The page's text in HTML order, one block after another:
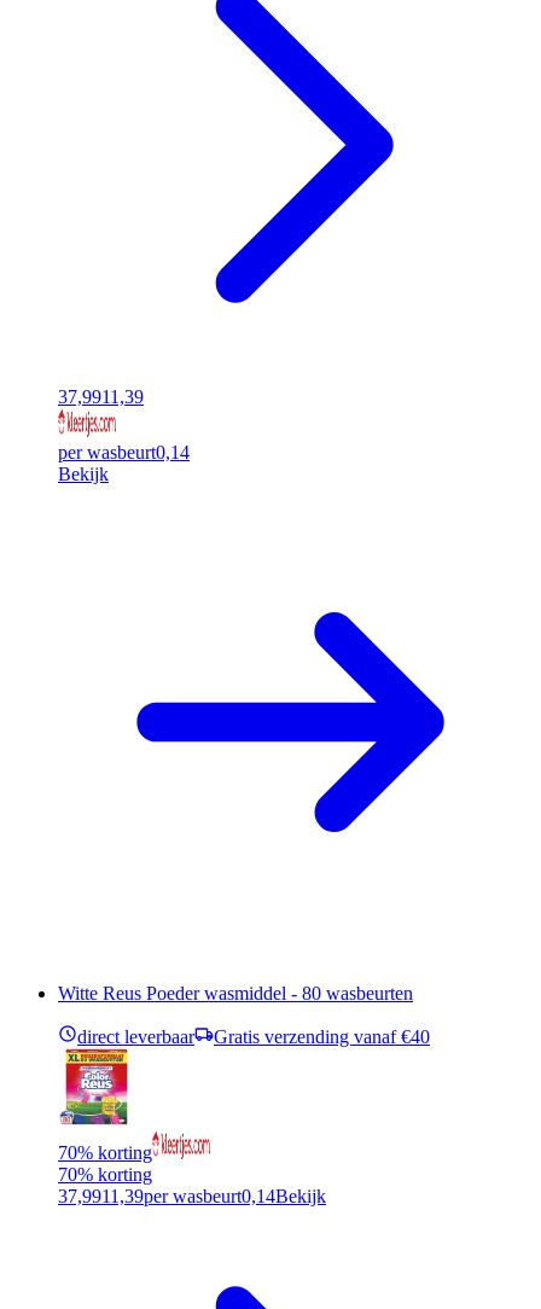
37,9911,39
per wasbeurt0,14
Bekijk
Witte Reus Poeder wasmiddel - 80 wasbeurten
direct leverbaar Gratis verzending vanaf €40
70% korting
70% korting
37,9911,39per wasbeurt0,14Bekijk